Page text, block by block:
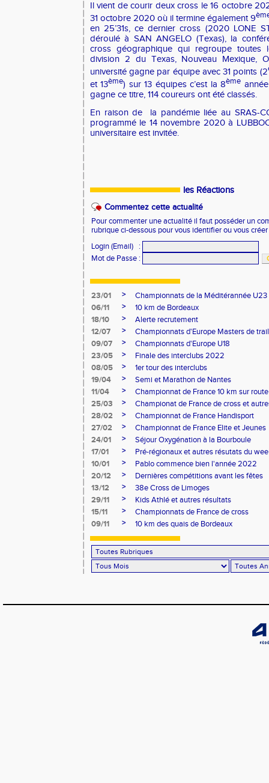
Il vient de courir deux cross le 16 octobre
31 octobre 2020 où il termine également 9
en 25’31s, ce dernier cross (2020 LONE
déroulé à SAN ANGELO (Texas), la
cross géographique qui regroupe toutes
division 2 du Texas, Nouveau Mexique,
université gagne par équipe avec 31 points (2
et 13ème) sur 13 équipes c’est la 8ème
gagne ce titre, 114 coureurs ont été classés.
En raison de la pandémie liée au SRAS-
programmé le 14 novembre 2020 à
universitaire est invitée.
les Réactions
Commentez cette actualité
Pour commenter une actualité il faut posséder un
rubrique ci-dessous pour vous identifier ou vous
Login (Email)
:
Mot de Passe :
23/01 >
Championnats de la Méditérannée U23
06/11
>
10 km de Bordeaux
18/10
>
Alerte recrutement
12/07
>
Championnats d'Europe Masters de trail
09/07
>
Championnats d'Europe U18
23/05
>
Finale des interclubs 2022
08/05
>
1er tour des interclubs
19/04
>
Semi et Marathon de Nantes
11/04
>
Championnat de France 10 km sur route
25/03
>
Championat de France de cross et
28/02
>
Championnat de France Handisport
27/02
>
Championnat de France Elite et Jeunes
24/01
>
Séjour Oxygénation à la Bourboule
17/01
>
Pré-régionaux et autres résutats du
10/01
>
Pablo commence bien l'année 2022
20/12
>
Dernières compétitions avant les fêtes
13/12
>
38e Cross de Limoges
29/11
>
Kids Athlé et autres résultats
15/11
>
Championnats de France de cross
09/11
> 10 km des quais de Bordeaux